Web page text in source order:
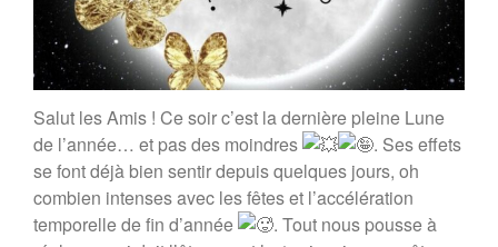
Salut les Amis ! Ce soir c’est la dernière pleine Lune
de l’année… et pas des moindres
. Ses effets
se font déjà bien sentir depuis quelques jours, oh
combien intenses avec les fêtes et l’accélération
temporelle de fin d’année
. Tout nous pousse à